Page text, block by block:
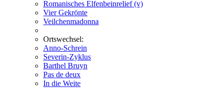
Romanisches Elfenbeinrelief (v)
Vier Gekrönte
Veilchenmadonna
Ortswechsel:
Anno-Schrein
Severin-Zyklus
Barthel Bruyn
Pas de deux
In die Weite